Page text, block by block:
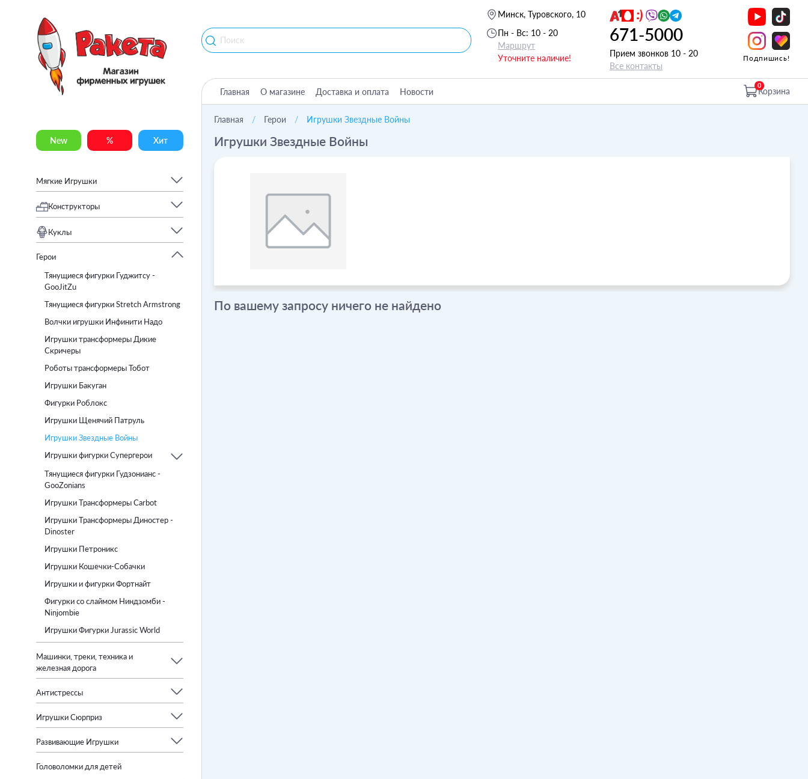
Минск, Туровского, 10
Пн - Вс: 10 - 20
Маршрут
Уточните наличие!
671-5000
Прием звонков 10 - 20
Все контакты
Подпишись!
Главная О магазине Доставка и оплата Новости
0
Корзина
Главная Герои Игрушки Звездные Войны
Игрушки Звездные Войны
По вашему запросу ничего не найдено
New % Хит
Мягкие Игрушки
Конструкторы
Куклы
Герои
Тянущиеся фигурки Гуджитсу -
GooJitZu
Тянущиеся фигурки Stretch Armstrong
Волчки игрушки Инфинити Надо
Игрушки трансформеры Дикие
Скричеры
Роботы трансформеры Тобот
Игрушки Бакуган
Фигурки Роблокс
Игрушки Щенячий Патруль
Игрушки Звездные Войны
Игрушки фигурки Супергерои
Тянущиеся фигурки Гудзонианс -
GooZonians
Игрушки Трансформеры Carbot
Игрушки Трансформеры Диностер -
Dinoster
Игрушки Петроникс
Игрушки Кошечки-Собачки
Игрушки и фигурки Фортнайт
Фигурки со слаймом Ниндзомби -
Ninjombie
Игрушки Фигурки Jurassic World
Машинки, треки, техника и
железная дорога
Антистрессы
Игрушки Сюрприз
Развивающие Игрушки
Головоломки для детей